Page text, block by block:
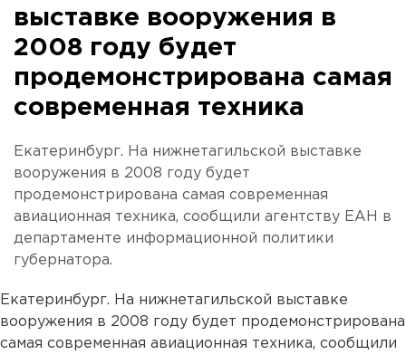
выставке вооружения в
2008 году будет
продемонстрирована самая
современная техника
Екатеринбург. На нижнетагильской выставке
вооружения в 2008 году будет
продемонстрирована самая современная
авиационная техника, сообщили агентству ЕАН в
департаменте информационной политики
губернатора.
Екатеринбург. На нижнетагильской выставке
вооружения в 2008 году будет продемонстрирована
самая современная авиационная техника, сообщили